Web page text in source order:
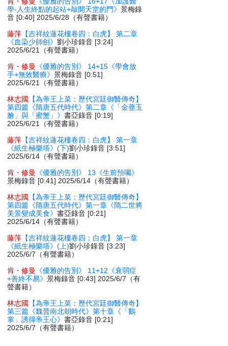
學-人生終點的起站+敲開天堂的門》景梅錄
音 [0:40] 2025/6/28（有聲書籍）
藤萍 【吉祥紋蓮花樓卷四：白虎】 第二章
《血染少師劍》劉小珍錄音 [3:24]
2025/6/21（有聲書籍）
肯・修曼
《優雅的告別》 14+15《學會放
手+無效醫療》景梅錄音 [0:51]
2025/6/21（有聲書籍）
林志國
【為帝王上菜：歷代宮廷御醫傳奇】
第四篇《隋唐五代時代》第二章《「金虀玉
膾」與「蜜蟹」》書亞錄音 [0:19]
2025/6/21（有聲書籍）
藤萍 【吉祥紋蓮花樓卷四：白虎】 第一章
《紙生極樂塔》(下)劉小珍錄音 [3:51]
2025/6/14（有聲書籍）
肯・修曼
《優雅的告別》 13《生前預囑》
景梅錄音 [0:41] 2025/6/14（有聲書籍）
林志國
【為帝王上菜：歷代宮廷御醫傳奇】
第四篇《隋唐五代時代》第一章《隋二世將
美景變成美食》書亞錄音 [0:21]
2025/6/14（有聲書籍）
藤萍 【吉祥紋蓮花樓卷四：白虎】 第一章
《紙生極樂塔》(上)劉小珍錄音 [3:23]
2025/6/7（有聲書籍）
肯・修曼
《優雅的告別》 11+12《衰弱症
+善終不易》景梅錄音 [0:43] 2025/6/7（有
聲書籍）
林志國
【為帝王上菜：歷代宮廷御醫傳奇】
第三篇《魏晉南北朝時代》第十章《「鵝
掌」誘得帝王心》書亞錄音 [0:21]
2025/6/7（有聲書籍）